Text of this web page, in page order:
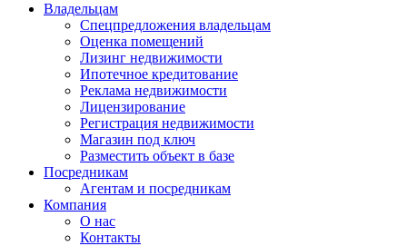
Владельцам
Спецпредложения владельцам
Оценка помещений
Лизинг недвижимости
Ипотечное кредитование
Реклама недвижимости
Лицензирование
Регистрация недвижимости
Магазин под ключ
Разместить объект в базе
Посредникам
Агентам и посредникам
Компания
О нас
Контакты